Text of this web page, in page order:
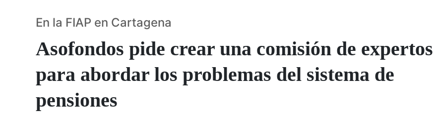
Asofondos pide crear una comisión de expertos
para abordar los problemas del sistema de
pensiones
En la FIAP en Cartagena